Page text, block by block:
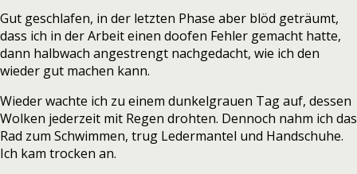
Gut geschlafen, in der letzten Phase aber blöd geträumt,
dass ich in der Arbeit einen doofen Fehler gemacht hatte,
dann halbwach angestrengt nachgedacht, wie ich den
wieder gut machen kann.
Wieder wachte ich zu einem dunkelgrauen Tag auf, dessen
Wolken jederzeit mit Regen drohten. Dennoch nahm ich das
Rad zum Schwimmen, trug Ledermantel und Handschuhe.
Ich kam trocken an.